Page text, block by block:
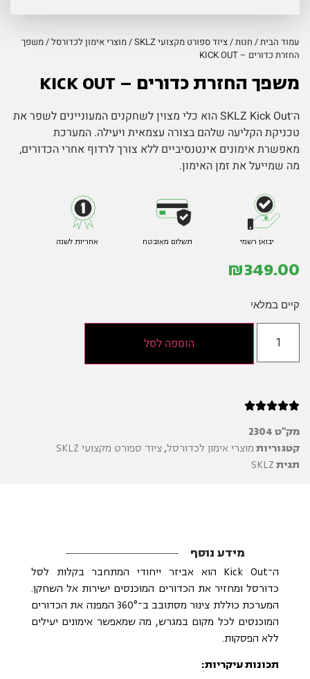
עמוד הבית/ חנות/ציוד ספורט מקצועי SKLZ /מוצרי אימון לכדורסל/ משפך
החזרת כדורים – KICK OUT
משפך החזרת כדורים – KICK OUT
ה־SKLZ Kick Out הוא כלי מצוין לשחקנים המעוניינים לשפר את
טכניקת הקליעה שלהם בצורה עצמאית ויעילה. המערכת
מאפשרת אימונים אינטנסיביים ללא צורך לרדוף אחרי הכדורים,
מה שמייעל את זמן האימון.
יבואן רשמי תשלום מאובטח אחריות לשנה
₪349.00
קיים במלאי
הוספה לסל





מק"ט2304
קטגוריותמוצרי אימון לכדורסל,ציוד ספורט מקצועי SKLZ
תגיתSKLZ
מידע נוסף
ה־Kick Out הוא אביזר ייחודי המתחבר בקלות לסל
כדורסל ומחזיר את הכדורים המוכנסים ישירות אל השחקן.
המערכת כוללת צינור מסתובב ב־360° המפנה את הכדורים
המוכנסים לכל מקום במגרש, מה שמאפשר אימונים יעילים
ללא הפסקות.
תכונות עיקריות: